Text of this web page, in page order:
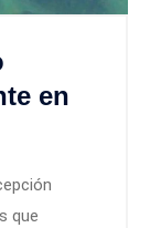
en
que